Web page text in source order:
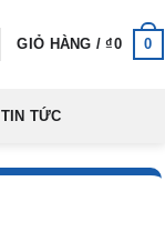
GIỎ HÀNG /₫0 0
TIN TỨC